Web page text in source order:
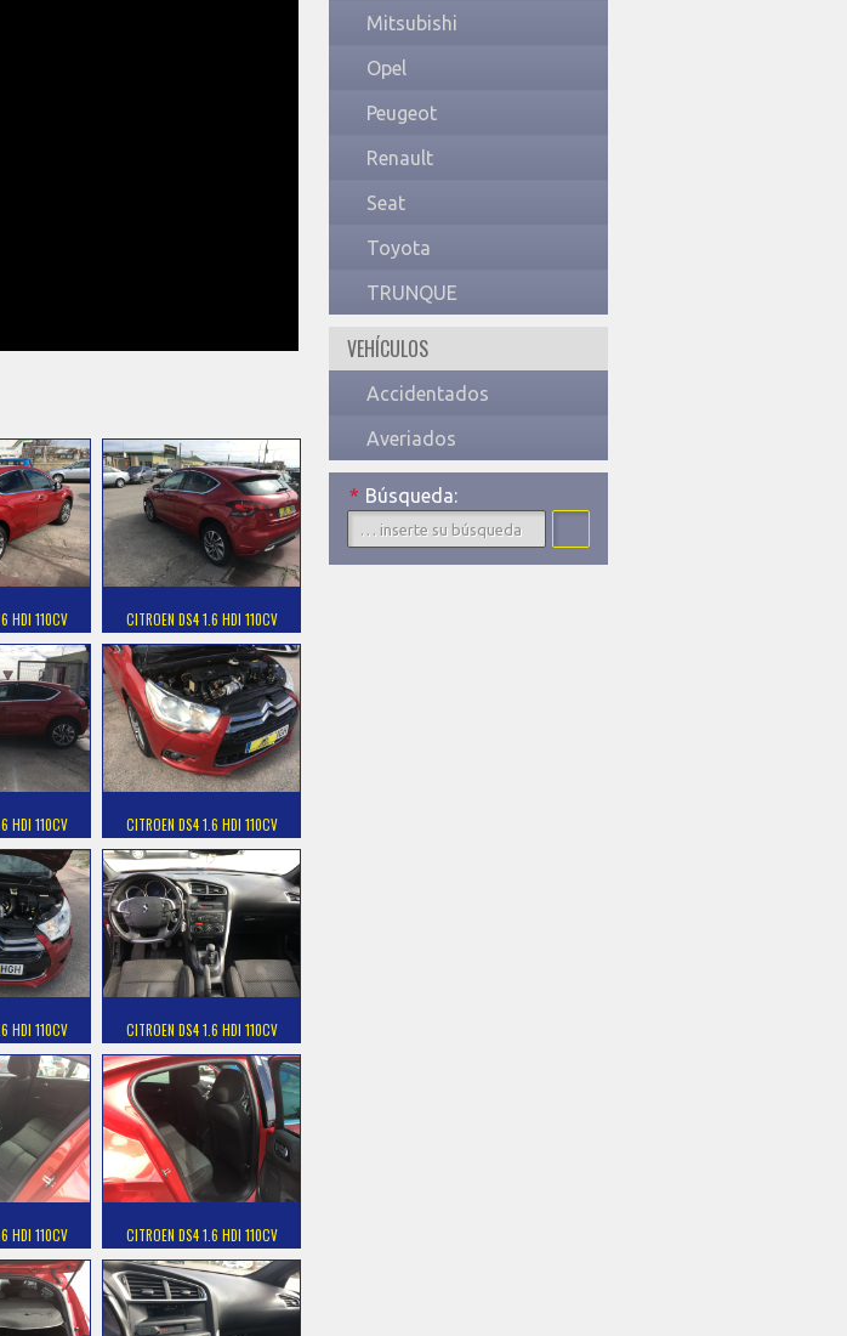
Mitsubishi
Opel
Peugeot
Renault
Seat
Toyota
TRUNQUE
VEHÍCULOS
Accidentados
Averiados
Búsqueda:
*
HDI 110CV CITROEN DS4 1.6 HDI 110CV
HDI 110CV CITROEN DS4 1.6 HDI 110CV
HDI 110CV CITROEN DS4 1.6 HDI 110CV
HDI 110CV CITROEN DS4 1.6 HDI 110CV